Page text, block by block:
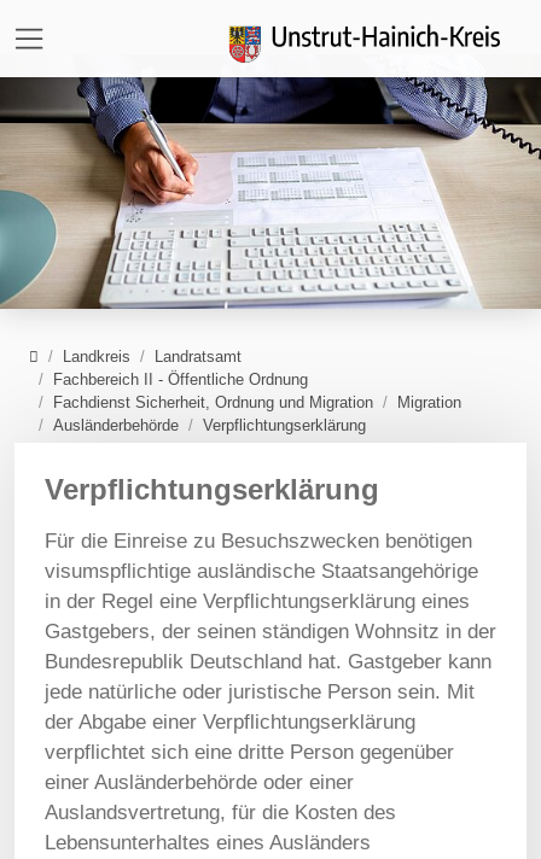
HomeLandkreis
Landratsamt
Fachbereich II - Öffentliche Ordnung
Fachdienst Sicherheit, Ordnung und Migration
Migration
Ausländerbehörde
Verpflichtungserklärung
Verpflichtungserklärung
Für die Einreise zu Besuchszwecken benötigen
visumspflichtige ausländische Staatsangehörige
in der Regel eine Verpflichtungserklärung eines
Gastgebers, der seinen ständigen Wohnsitz in der
Bundesrepublik Deutschland hat. Gastgeber kann
jede natürliche oder juristische Person sein. Mit
der Abgabe einer Verpflichtungserklärung
verpflichtet sich eine dritte Person gegenüber
einer Ausländerbehörde oder einer
Auslandsvertretung, für die Kosten des
Lebensunterhaltes eines Ausländers